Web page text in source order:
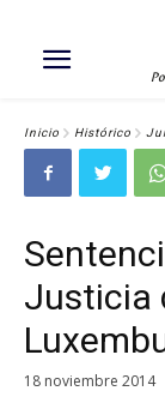
Inicio Histórico
Justicia
18 noviembre 2014